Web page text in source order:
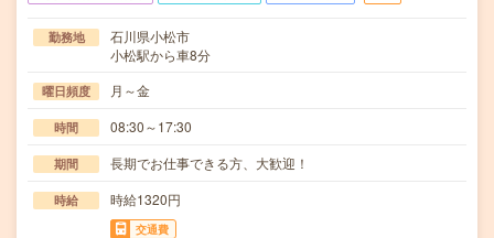
勤務地
石川県小松市
小松駅から車8分
曜日頻度 月～金
時間 08:30～17:30
期間 長期でお仕事できる方、大歓迎！
時給 時給1320円
交通費